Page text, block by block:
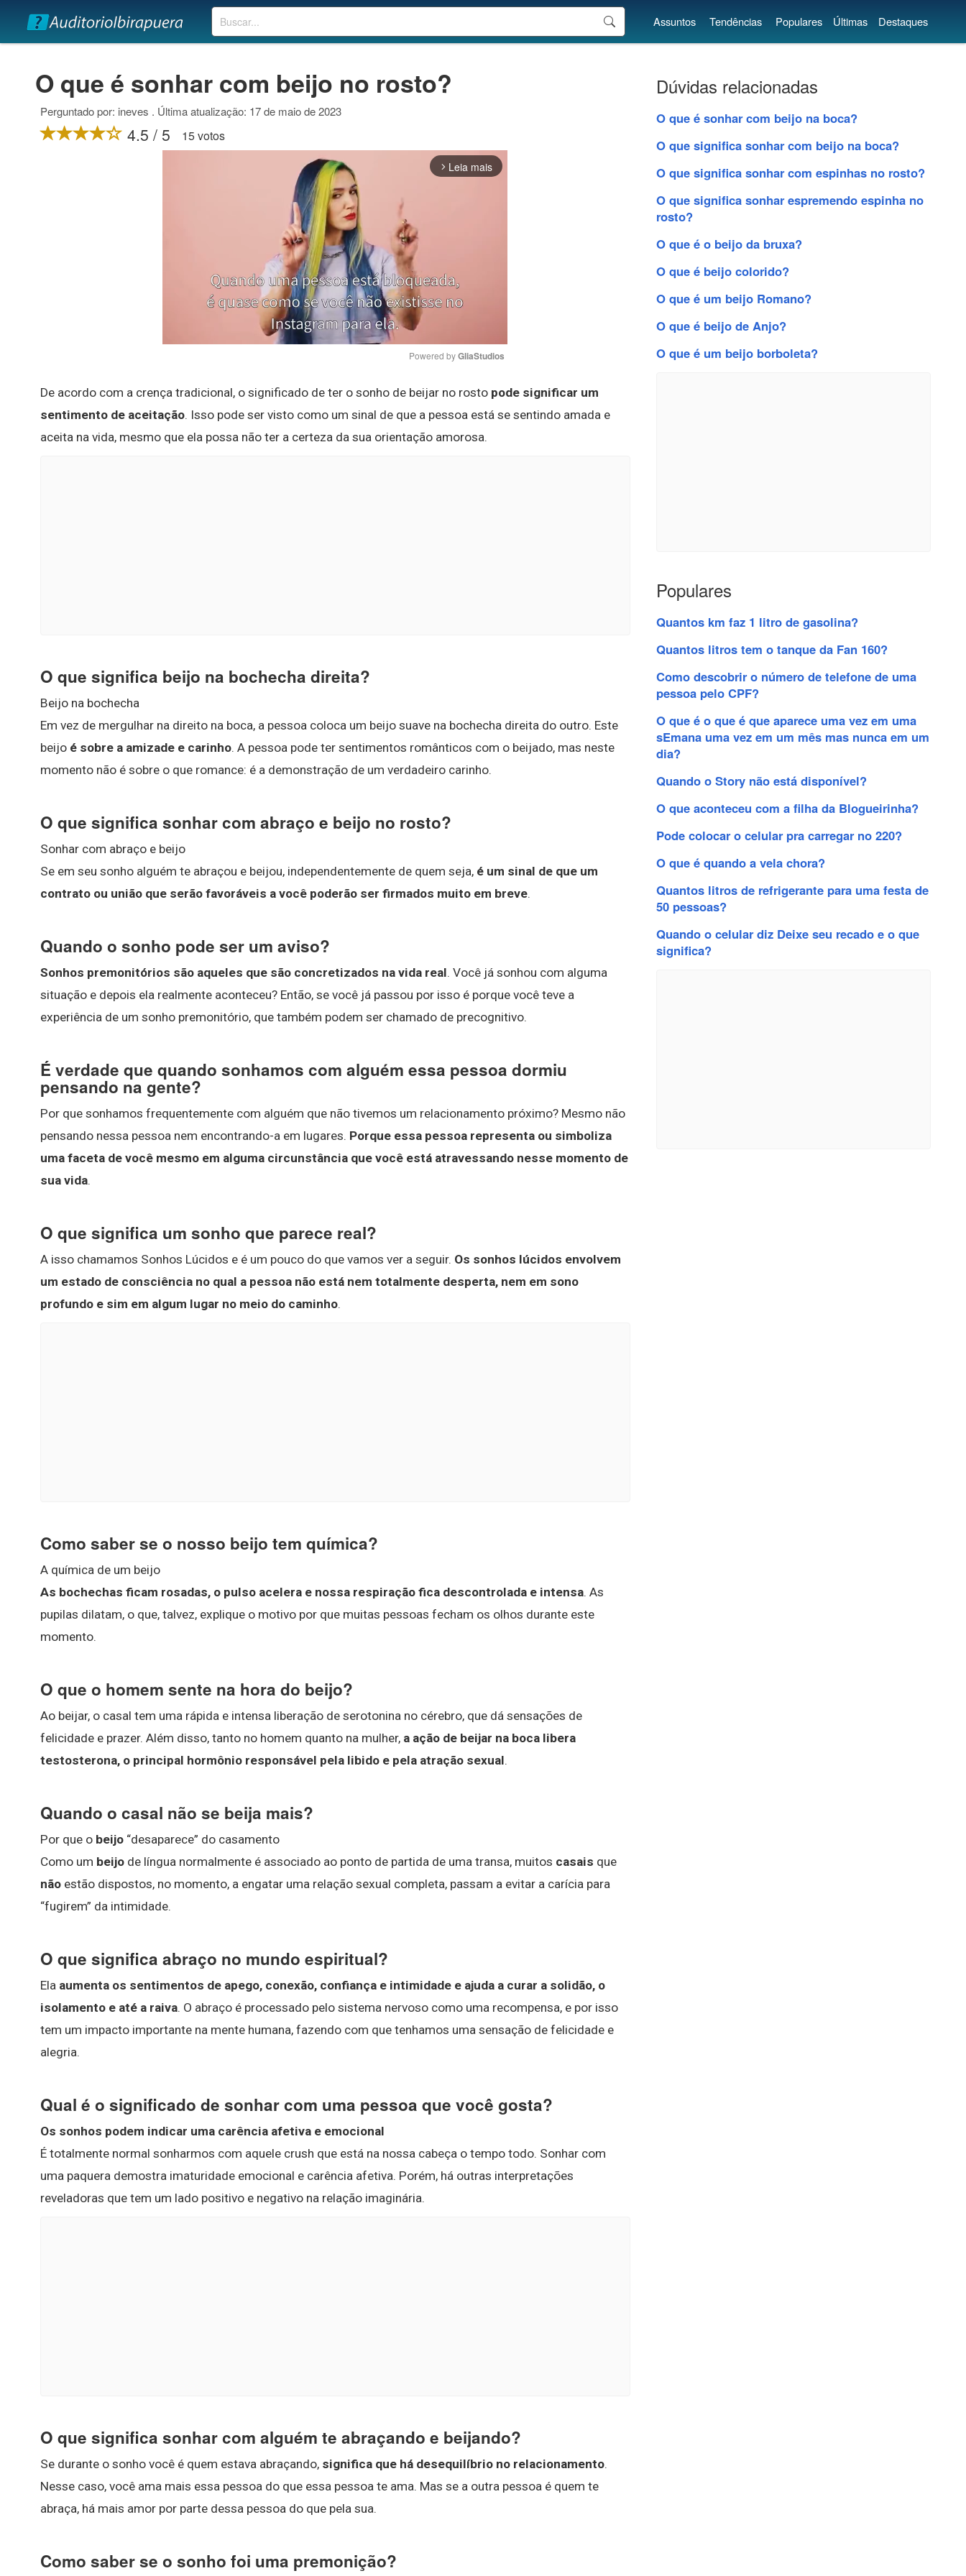
Buscar Assuntos Tendências Populares Últimas Destaques
O que é sonhar com beijo no rosto?
Perguntado por: ineves . Última atualização: 17 de maio de 2023
4.5 / 5 15 votos
arrow_forward_ios Leia mais
Mute
Powered by GliaStudios
De acordo com a crença tradicional, o significado de ter o sonho de beijar no rosto pode significar um
sentimento de aceitação. Isso pode ser visto como um sinal de que a pessoa está se sentindo amada e
aceita na vida, mesmo que ela possa não ter a certeza da sua orientação amorosa.
O que significa beijo na bochecha direita?
Beijo na bochecha
Em vez de mergulhar na direito na boca, a pessoa coloca um beijo suave na bochecha direita do outro. Este
beijo é sobre a amizade e carinho. A pessoa pode ter sentimentos românticos com o beijado, mas neste
momento não é sobre o que romance: é a demonstração de um verdadeiro carinho.
O que significa sonhar com abraço e beijo no rosto?
Sonhar com abraço e beijo
Se em seu sonho alguém te abraçou e beijou, independentemente de quem seja, é um sinal de que um
contrato ou união que serão favoráveis a você poderão ser firmados muito em breve.
Quando o sonho pode ser um aviso?
Sonhos premonitórios são aqueles que são concretizados na vida real. Você já sonhou com alguma
situação e depois ela realmente aconteceu? Então, se você já passou por isso é porque você teve a
experiência de um sonho premonitório, que também podem ser chamado de precognitivo.
É verdade que quando sonhamos com alguém essa pessoa dormiu
pensando na gente?
Por que sonhamos frequentemente com alguém que não tivemos um relacionamento próximo? Mesmo não
pensando nessa pessoa nem encontrando-a em lugares. Porque essa pessoa representa ou simboliza
uma faceta de você mesmo em alguma circunstância que você está atravessando nesse momento de
sua vida.
O que significa um sonho que parece real?
A isso chamamos Sonhos Lúcidos e é um pouco do que vamos ver a seguir. Os sonhos lúcidos envolvem
um estado de consciência no qual a pessoa não está nem totalmente desperta, nem em sono
profundo e sim em algum lugar no meio do caminho.
Como saber se o nosso beijo tem química?
A química de um beijo
As bochechas ficam rosadas, o pulso acelera e nossa respiração fica descontrolada e intensa. As
pupilas dilatam, o que, talvez, explique o motivo por que muitas pessoas fecham os olhos durante este
momento.
O que o homem sente na hora do beijo?
Ao beijar, o casal tem uma rápida e intensa liberação de serotonina no cérebro, que dá sensações de
felicidade e prazer. Além disso, tanto no homem quanto na mulher, a ação de beijar na boca libera
testosterona, o principal hormônio responsável pela libido e pela atração sexual.
Quando o casal não se beija mais?
Por que o beijo “desaparece” do casamento
Como um beijo de língua normalmente é associado ao ponto de partida de uma transa, muitos casais que
não estão dispostos, no momento, a engatar uma relação sexual completa, passam a evitar a carícia para
“fugirem” da intimidade.
O que significa abraço no mundo espiritual?
Ela aumenta os sentimentos de apego, conexão, confiança e intimidade e ajuda a curar a solidão, o
isolamento e até a raiva. O abraço é processado pelo sistema nervoso como uma recompensa, e por isso
tem um impacto importante na mente humana, fazendo com que tenhamos uma sensação de felicidade e
alegria.
Qual é o significado de sonhar com uma pessoa que você gosta?
Os sonhos podem indicar uma carência afetiva e emocional
É totalmente normal sonharmos com aquele crush que está na nossa cabeça o tempo todo. Sonhar com
uma paquera demostra imaturidade emocional e carência afetiva. Porém, há outras interpretações
reveladoras que tem um lado positivo e negativo na relação imaginária.
O que significa sonhar com alguém te abraçando e beijando?
Se durante o sonho você é quem estava abraçando, significa que há desequilíbrio no relacionamento.
Nesse caso, você ama mais essa pessoa do que essa pessoa te ama. Mas se a outra pessoa é quem te
abraça, há mais amor por parte dessa pessoa do que pela sua.
Como saber se o sonho foi uma premonição?
Dúvidas relacionadas
O que é sonhar com beijo na boca?
O que significa sonhar com beijo na boca?
O que significa sonhar com espinhas no rosto?
O que significa sonhar espremendo espinha no
rosto?
O que é o beijo da bruxa?
O que é beijo colorido?
O que é um beijo Romano?
O que é beijo de Anjo?
O que é um beijo borboleta?
Populares
Quantos km faz 1 litro de gasolina?
Quantos litros tem o tanque da Fan 160?
Como descobrir o número de telefone de uma
pessoa pelo CPF?
O que é o que é que aparece uma vez em uma
sEmana uma vez em um mês mas nunca em um
dia?
Quando o Story não está disponível?
O que aconteceu com a filha da Blogueirinha?
Pode colocar o celular pra carregar no 220?
O que é quando a vela chora?
Quantos litros de refrigerante para uma festa de
50 pessoas?
Quando o celular diz Deixe seu recado e o que
significa?